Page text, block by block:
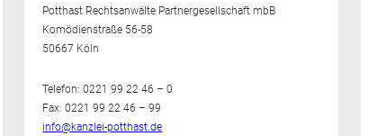
Potthast Rechtsanwälte Partnergesellschaft mbB
Komödienstraße 56-58
50667 Köln
Telefon: 0221 99 22 46 – 0
Fax: 0221 99 22 46 – 99
info@kanzlei-potthast.de